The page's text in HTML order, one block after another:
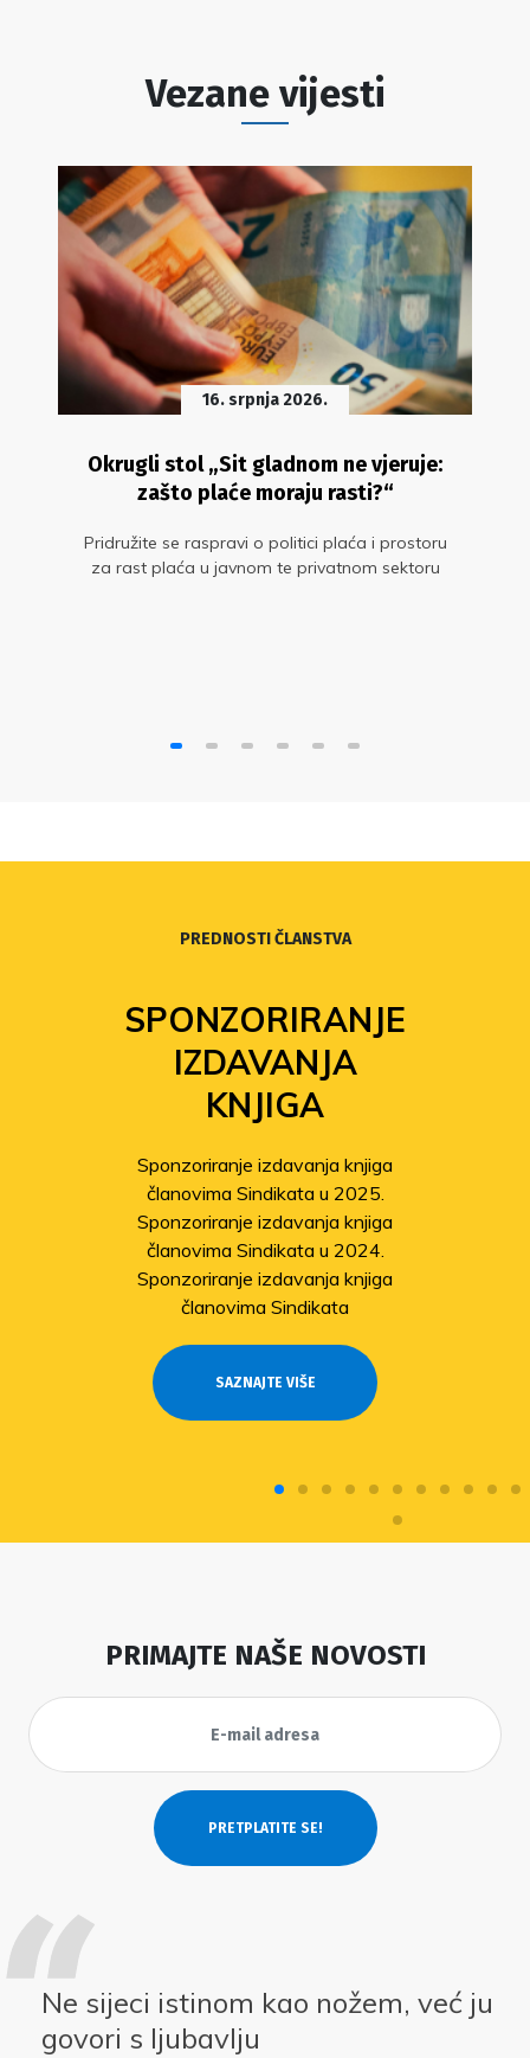
Vezane vijesti
16. srpnja 2026.
Okrugli stol „Sit gladnom ne vjeruje:
zašto plaće moraju rasti?“
Pridružite se raspravi o politici plaća i prostoru
za rast plaća u javnom te privatnom sektoru
PREDNOSTI ČLANSTVA
SPONZORIRANJE
IZDAVANJA
KNJIGA
Sponzoriranje izdavanja knjiga
članovima Sindikata u 2025.
Sponzoriranje izdavanja knjiga
članovima Sindikata u 2024.
Sponzoriranje izdavanja knjiga
članovima Sindikata
SAZNAJTE VIŠE
PRIMAJTE NAŠE NOVOSTI
Ne sijeci istinom kao nožem, već ju
govori s ljubavlju